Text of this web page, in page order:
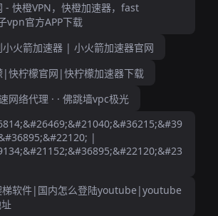
- 快橙VPN，快橙加速器，fast
vpn官方APP下载
小火箭加速器 | 小火箭加速器官网
|快柠檬官网|快柠檬加速器下载
网络代理 · · 佛跳墙vpc极光
|
软件|国内怎么登陆youtube|youtube